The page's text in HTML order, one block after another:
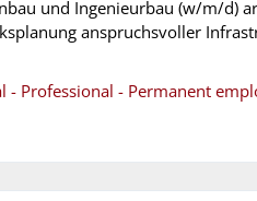
und Ingenieurbau (w/m/d)
anspruchsvoller
- Professional - Permanent